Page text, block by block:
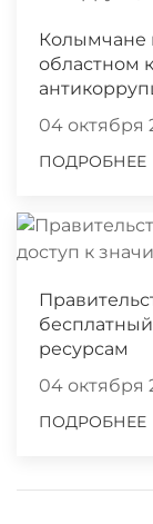
Колымчане
областном
04 октября
ПОДРОБНЕЕ
ресурсам
04 октября
ПОДРОБНЕЕ